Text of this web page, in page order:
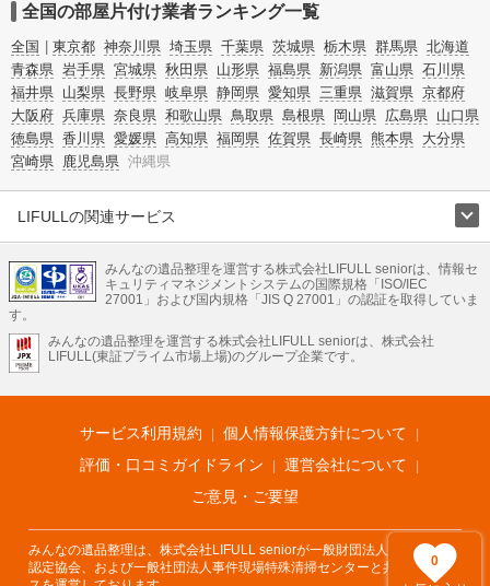
0
全国の部屋片付け業者ランキング一覧
全国 東京都 神奈川県 埼玉県 千葉県 茨城県 栃木県 群馬県 北海道
青森県 岩手県 宮城県 秋田県 山形県 福島県 新潟県 富山県 石川県
福井県 山梨県 長野県 岐阜県 静岡県 愛知県 三重県 滋賀県 京都府
大阪府 兵庫県 奈良県 和歌山県 鳥取県 島根県 岡山県 広島県 山口県
徳島県 香川県 愛媛県 高知県 福岡県 佐賀県 長崎県 熊本県 大分県
宮崎県 鹿児島県 沖縄県
LIFULLの関連サービス
不動産・住宅
引越し 老人ホーム 地方創生 ママの就労支援
不動産クラウドファンディング 遺品整理 老後の暮らし情報
LIFULL HOME'Sのサービス
不動産・住宅
不動産査定 マンション専門売却査定 不動産投資 アドバイザー
不動産アーカイブ
空き家バンク 家賃相場 不動産会社
まちむすび
不動産用語集 住まいのお役立ち情報
LIFULL HOME'S PRESS
アプリ 不動産データ 不動産転職
みんなの遺品整理を運営する株式会社LIFULL seniorは、情報セ
キュリティマネジメントシステムの国際規格「ISO/IEC
27001」および国内規格「JIS Q 27001」の認証を取得していま
す。
みんなの遺品整理を運営する株式会社LIFULL seniorは、株式会社
LIFULL(東証プライム市場上場)のグループ企業です。
サービス利用規約
個人情報保護方針について
評価・口コミガイドライン
運営会社について
ご意見・ご要望
みんなの遺品整理は、株式会社LIFULL seniorが一般財団法人遺品整理士
認定協会、および一般社団法人事件現場特殊清掃センターと共同でサービ